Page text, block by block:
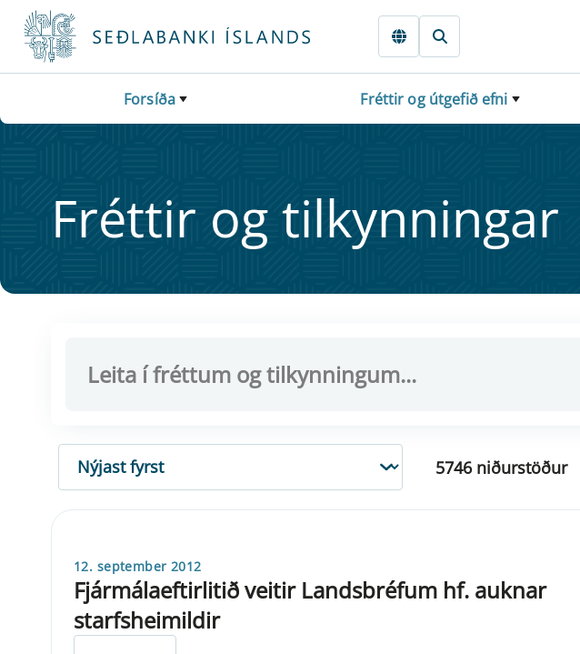
Fara beint í Meginmál
Forsíða Fréttir og útgefið efni
Frétt­ir og til­kynn­ing­ar
RÖÐUN
5746 niðurstöður
12. september 2012
Fjármálaeftirlitið veitir Landsbréfum hf. auknar
starfsheimildir